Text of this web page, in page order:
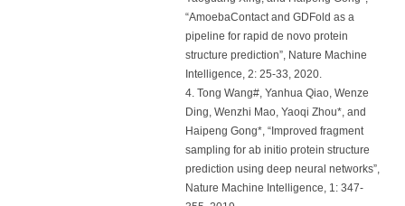
“AmoebaContact and GDFold as a
pipeline for rapid de novo protein
structure prediction”, Nature Machine
Intelligence, 2: 25-33, 2020.
4. Tong Wang#, Yanhua Qiao, Wenze
Ding, Wenzhi Mao, Yaoqi Zhou*, and
Haipeng Gong*, “Improved fragment
sampling for ab initio protein structure
prediction using deep neural networks”,
Nature Machine Intelligence, 1: 347-